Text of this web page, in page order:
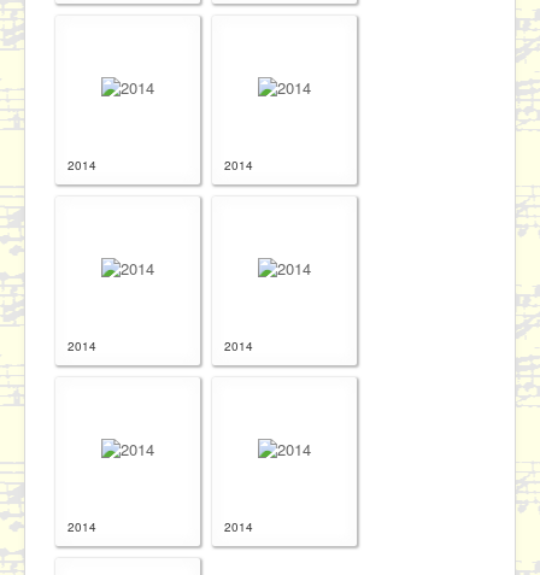
2014 2014
2014 2014
2014 2014